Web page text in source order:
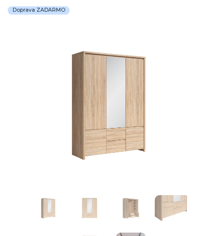
Doprava ZADARMO